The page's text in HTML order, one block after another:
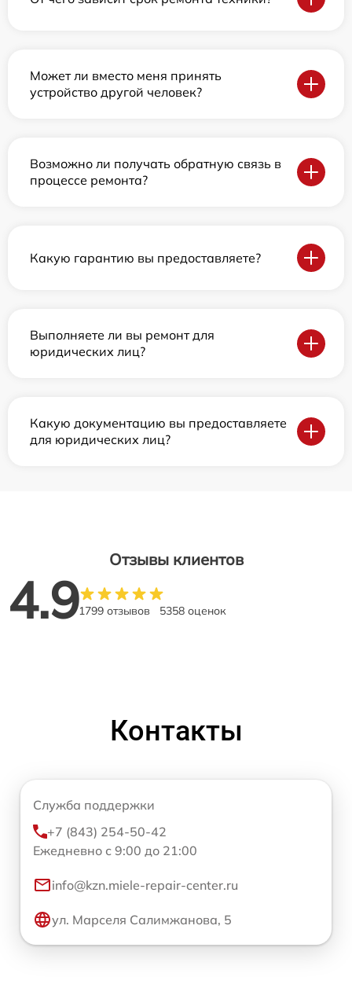
Может ли вместо меня принять
устройство другой человек?
Возможно ли получать обратную связь в
процессе ремонта?
Какую гарантию вы предоставляете?
Выполняете ли вы ремонт для
юридических лиц?
Какую документацию вы предоставляете
для юридических лиц?
Отзывы клиентов
4.91799 отзывов 5358 оценок
Контакты
Служба поддержки
+7 (843) 254-50-42
Ежедневно с 9:00 до 21:00
info@kzn.miele-repair-center.ru
ул. Марселя Салимжанова, 5